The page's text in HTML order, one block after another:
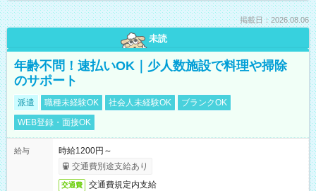
掲載日：2026.08.06
未読
年齢不問！速払いOK｜少人数施設で料理や掃除
のサポート
派遣 職種未経験OK 社会人未経験OK
ブランクOK
WEB登録・面接OK
給与
時給1200円～
交通費別途支給あり
交通費 交通費規定内支給